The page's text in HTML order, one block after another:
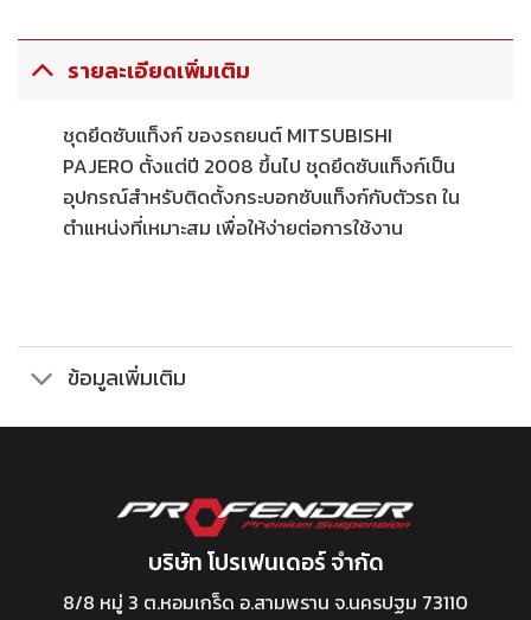
รายละเอียดเพิ่มเติม
ชุดยึดซับแท็งก์ ของรถยนต์ MITSUBISHI
PAJERO ตั้งแต่ปี 2008 ขึ้นไป ชุดยึดซับแท็งก์เป็น
อุปกรณ์สำหรับติดตั้งกระบอกซับแท็งก์กับตัวรถ ใน
ตำแหน่งที่เหมาะสม เพื่อให้ง่ายต่อการใช้งาน
ข้อมูลเพิ่มเติม
บริษัท โปรเฟนเดอร์ จำกัด
8/8 หมู่ 3 ต.หอมเกร็ด อ.สามพราน จ.นครปฐม 73110